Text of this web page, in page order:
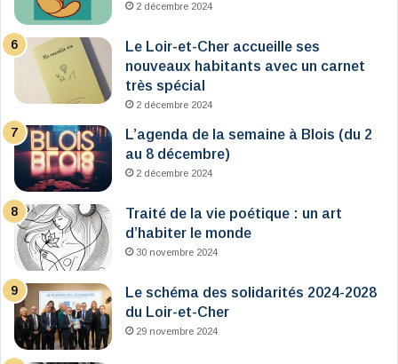
2 décembre 2024
Le Loir-et-Cher accueille ses
nouveaux habitants avec un carnet
très spécial
2 décembre 2024
L’agenda de la semaine à Blois (du 2
au 8 décembre)
2 décembre 2024
Traité de la vie poétique : un art
d’habiter le monde
30 novembre 2024
Le schéma des solidarités 2024-2028
du Loir-et-Cher
29 novembre 2024